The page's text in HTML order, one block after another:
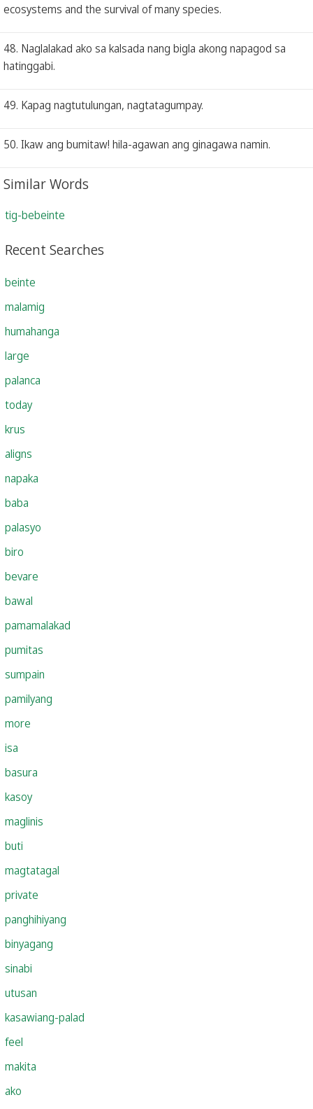
ecosystems and the survival of many species.
48. Naglalakad ako sa kalsada nang bigla akong napagod sa
hatinggabi.
49. Kapag nagtutulungan, nagtatagumpay.
50. Ikaw ang bumitaw! hila-agawan ang ginagawa namin.
Similar Words
tig-bebeinte
Recent Searches
beinte
malamig
humahanga
large
palanca
today
krus
aligns
napaka
baba
palasyo
biro
bevare
bawal
pamamalakad
pumitas
sumpain
pamilyang
more
isa
basura
kasoy
maglinis
buti
magtatagal
private
panghihiyang
binyagang
sinabi
utusan
kasawiang-palad
feel
makita
ako